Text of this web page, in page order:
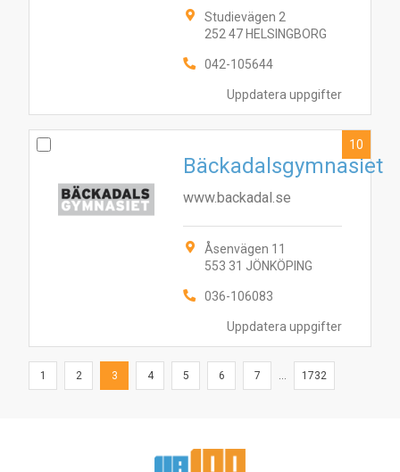
Uppdatera uppgifter
Studievägen 2
252 47 HELSINGBORG
042-105644
Uppdatera uppgifter
Bäckadalsgymnasiet
www.backadal.se
Åsenvägen 11
553 31 JÖNKÖPING
036-106083
10
1 2 3 4 5 6 7 ... 1732